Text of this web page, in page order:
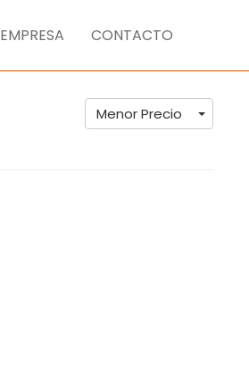
EMPRESA CONTACTO
Menor Precio